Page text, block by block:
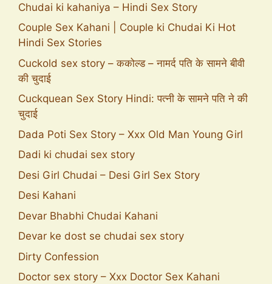
Chudai ki kahaniya – Hindi Sex Story
Couple Sex Kahani | Couple ki Chudai Ki Hot
Hindi Sex Stories
Cuckold sex story – ककोल्ड – नामर्द पति के सामने बीवी
की चुदाई
Cuckquean Sex Story Hindi: पत्नी के सामने पति ने की
चुदाई
Dada Poti Sex Story – Xxx Old Man Young Girl
Dadi ki chudai sex story
Desi Girl Chudai – Desi Girl Sex Story
Desi Kahani
Devar Bhabhi Chudai Kahani
Devar ke dost se chudai sex story
Dirty Confession
Doctor sex story – Xxx Doctor Sex Kahani